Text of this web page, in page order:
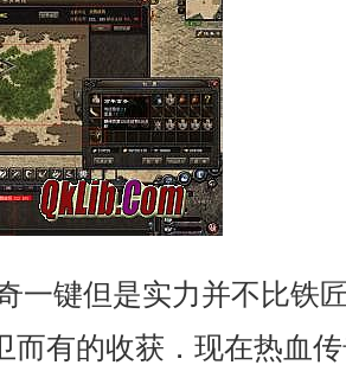
一键但是实力并不比铁
而有的收获．现在热血